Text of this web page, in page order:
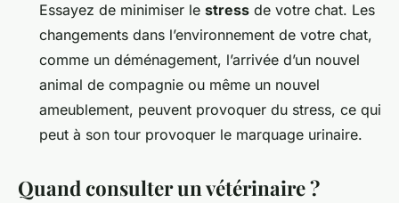
Essayez de minimiser le stress de votre chat. Les
changements dans l’environnement de votre chat,
comme un déménagement, l’arrivée d’un nouvel
animal de compagnie ou même un nouvel
ameublement, peuvent provoquer du stress, ce qui
peut à son tour provoquer le marquage urinaire.
Quand consulter un vétérinaire ?